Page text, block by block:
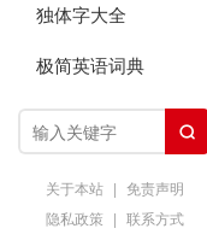
独体字大全
极简英语词典

关于本站 | 免责声明
隐私政策 | 联系方式